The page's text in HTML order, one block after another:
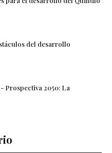
del desarrollo
Prospectiva 2050: La